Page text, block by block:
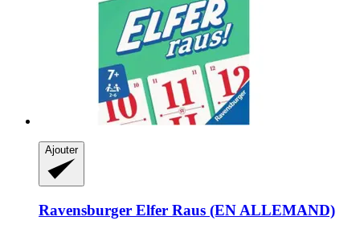
Ajouter
Ravensburger Elfer Raus (EN ALLEMAND)